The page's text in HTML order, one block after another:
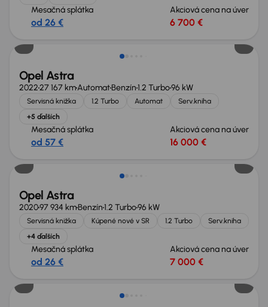
Mesačná splátka
od 26 €
Akciová cena na úver
6 700 €
Zlacnené o 1 000 €
Opel Astra
202227 167 kmAutomatBenzín1.2 Turbo96 kW
Servisná knižka 1.2 Turbo Automat
Serv.kniha
+5 ďalších
Mesačná splátka
od 57 €
Akciová cena na úver
16 000 €
Zlacnené o 700 €
Opel Astra
202097 934 kmBenzín1.2 Turbo96 kW
Servisná knižka Kúpené nové v SR 1.2 Turbo
Serv.kniha
+4 ďalších
Mesačná splátka
od 26 €
Akciová cena na úver
7 000 €